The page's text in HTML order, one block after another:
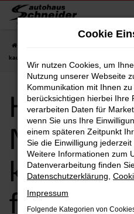
Zum
kaufen, leasen, finanzieren | Lieferservice
Hyundai
kaufen,
Cookie
Wir nutzen Cookies, um
Nutzung unserer Webseite
Kommunikation mit Ihnen
berücksichtigen hierbei Ihre
verarbeiten Daten für
wenn Sie uns Ihre
einem späteren Zeitpunkt
Sie die Einwilligung
Weitere Informationen zum
Datenverarbeitung finden
Datenschutzerklärung
Impressum
Folgende Kategorien von